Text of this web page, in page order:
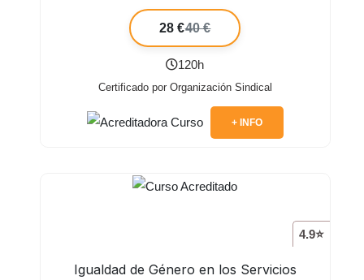
28 €40 €
120h
Certificado por Organización Sindical
+ INFO
4.9⭐
Igualdad de Género en los Servicios